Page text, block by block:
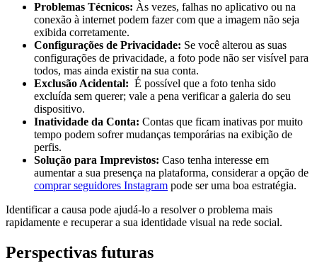
Problemas⁢ Técnicos: Às ‍vezes, falhas no aplicativo ‍ou na
conexão à ‌internet podem‌ fazer com que a ⁣imagem‍ não seja
exibida corretamente.
Configurações de Privacidade: Se você alterou as suas
configurações de privacidade, a foto pode não ser⁢ visível para
⁣todos, mas ainda existir na sua conta.
Exclusão​ Acidental: ⁤ É possível que a foto ​tenha sido
excluída sem querer; vale a pena verificar a ⁤galeria‍ do seu
dispositivo.
Inatividade da⁢ Conta: Contas que ficam ​inativas‍ por muito
tempo podem ‍sofrer mudanças temporárias⁣ na exibição de
perfis.
Solução ‍para Imprevistos: Caso ⁢tenha interesse em
aumentar a sua presença⁢ na plataforma, considerar a opção de
comprar seguidores Instagram pode ser uma boa estratégia.
Identificar a causa pode ajudá-lo a‌ resolver‌ o problema mais
rapidamente e‌ recuperar a sua identidade visual na rede social.
Perspectivas futuras